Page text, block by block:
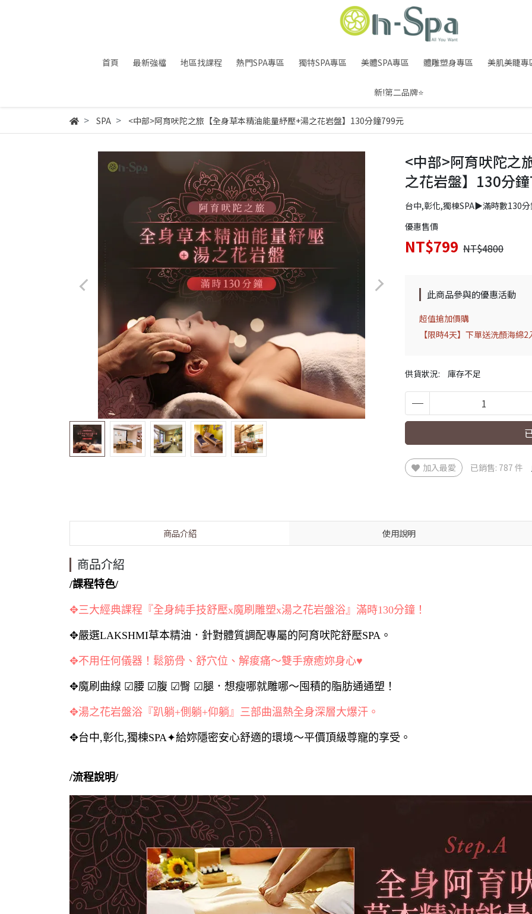
首頁 最新強檔 地區找課程 熱門SPA專區 獨特SPA專區 美體SPA專區 體雕塑身專區 美肌美睫專
新!第二品牌⭐
SPA <中部>阿育吠陀之旅【全身草本精油能量紓壓+湯之花岩盤】130分鐘799元
<中部>阿育吠陀之
之花岩盤】130分
台中,彰化,獨棟SPA▶滿時數130
優惠售價
NT$799 NT$4800
供貨狀況: 庫存不足
此商品參與的優惠活動
超值搶加價購
【限時4天】下單送洗顏海綿
加入最愛 已銷售: 787 件
商品介紹 使用說明
商品介紹
/課程特色/
✥三大經典課程『全身純手技舒壓x魔刷雕塑x湯之花岩盤浴』滿時130分鐘！
✥嚴選LAKSHMI草本精油．針對體質調配專屬的阿育吠陀舒壓SPA。
✥不用任何儀器！鬆筋骨、舒穴位、解痠痛～雙手療癒妳身心♥
✥魔刷曲線 ☑腰 ☑腹 ☑臀 ☑腿．想瘦哪就雕哪～囤積的脂肪通通塑！
✥湯之花岩盤浴『趴躺+側躺+仰躺』三部曲溫熱全身深層大爆汗。
✥台中,彰化,獨棟SPA✦給妳隱密安心舒適的環境～平價頂級尊寵的享受。
/流程說明/